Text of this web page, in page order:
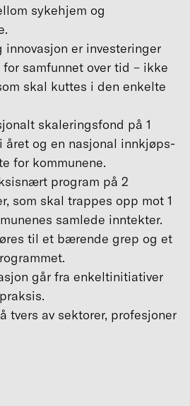
sykehjem og
innovasjon er investeringer
samfunnet over tid – ikke
skal kuttes i den enkelte
skaleringsfond på 1
året og en nasjonal innkjøps-
for kommunene.
program på 2
som skal trappes opp mot 1
samlede inntekter.
til et bærende grep og et
går fra enkeltinitiativer
tvers av sektorer, profesjoner